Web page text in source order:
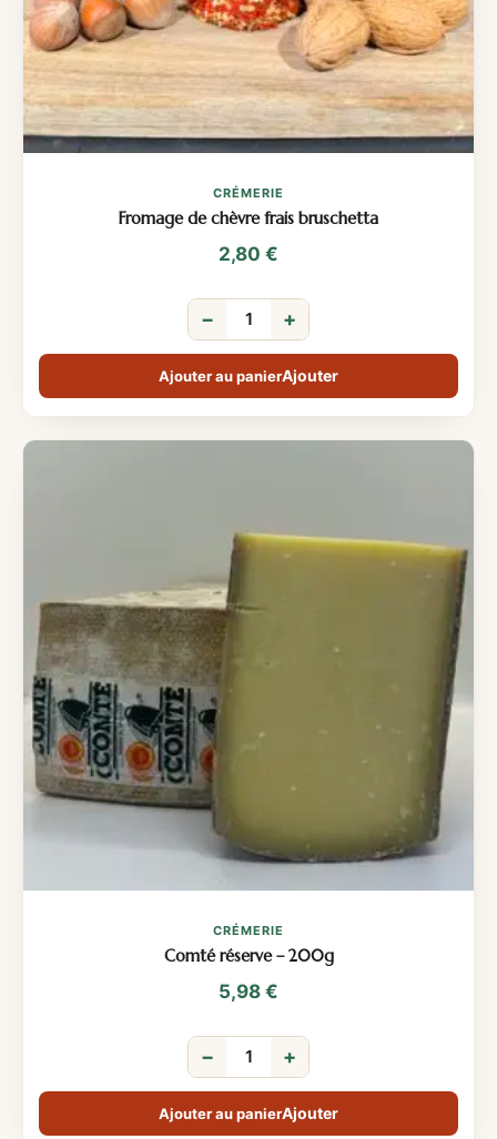
CRÉMERIE
Fromage de chèvre frais bruschetta
2,80 €
− +
Ajouter au panier
CRÉMERIE
Comté réserve – 200g
5,98 €
− +
Ajouter au panier